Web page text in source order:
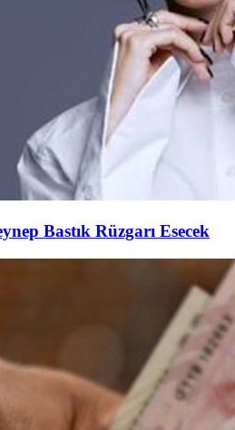
Bastık Rüzgarı Esecek